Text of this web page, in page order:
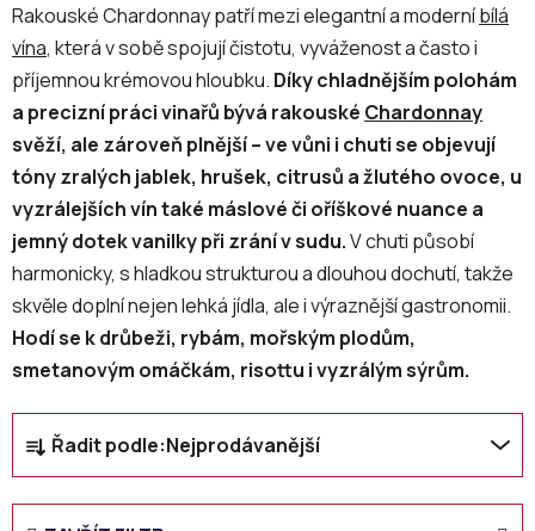
Rakouské Chardonnay patří mezi elegantní a moderníbílá
vína, která v sobě spojují čistotu, vyváženost a často i
příjemnou krémovou hloubku. Díky chladnějším polohám
a precizní práci vinařů bývá rakouské Chardonnay
svěží, ale zároveň plnější – ve vůni i chuti se objevují
tóny zralých jablek, hrušek, citrusů a žlutého ovoce, u
vyzrálejších vín také máslové či oříškové nuance a
jemný dotek vanilky při zrání v sudu.V chuti působí
harmonicky, s hladkou strukturou a dlouhou dochutí, takže
skvěle doplní nejen lehká jídla, ale i výraznější gastronomii.
Hodí se k drůbeži, rybám, mořským plodům,
smetanovým omáčkám, risottu i vyzrálým sýrům.
Ř
a
z
Řadit podle:Nejprodávanější